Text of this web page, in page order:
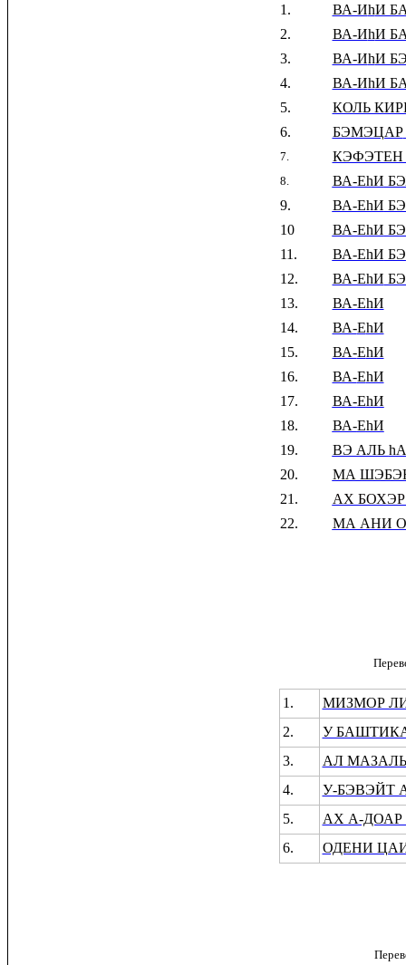
1.
ВА-ИhИ
2.
ВА-ИhИ
3.
ВА-ИhИ
4.
ВА-ИhИ
5.
КОЛЬ
6.
БЭМЭЦАР
7.
8. ВА-ЕhИ
9.
ВА-ЕhИ
10
ВА-ЕhИ
11.
ВА-ЕhИ БЭ
12.
ВА-ЕhИ
13.
ВА-ЕhИ
14.
ВА-ЕhИ
15.
ВА-ЕhИ
16.
ВА-ЕhИ
17.
ВА-ЕhИ
18.
ВА-ЕhИ
19.
ВЭ АЛЬ
20.
МА
21.
АХ
22.
МА АНИ
1.
МИЗМОР
2.
У
3.
АЛ
4.
У-БЭВЭЙТ
5.
АХ А-ДОАР
6.
ОДЕНИ